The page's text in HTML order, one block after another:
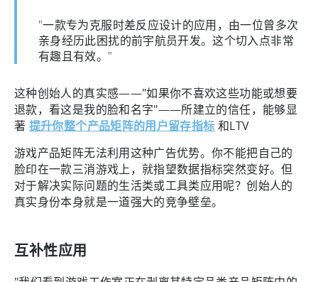
"一款专为克服时差反应设计的应用，由一位曾多次
亲身经历此困扰的前宇航员开发。这个切入点非常
有趣且有效。"
这种创始人的真实感——"如果你不喜欢这些功能或想要
退款，看这是我的脸和名字"——所建立的信任，能够显
著 提升你整个产品矩阵的用户留存指标 和LTV
游戏产品矩阵无法利用这种广告优势。你不能把自己的
脸印在一款三消游戏上，就指望数据指标突然变好。但
对于解决实际问题的生活类或工具类应用呢？创始人的
真实身份本身就是一道强大的竞争壁垒。
互补性应用